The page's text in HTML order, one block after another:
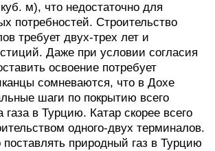
м), что недостаточно для
потребностей. Строительство
требует двух-трех лет и
Даже при условии согласия
освоение потребует
сомневаются, что в Дохе
шаги по покрытию всего
в Турцию. Катар скорее всего
одного-двух терминалов.
природный газ в Турцию